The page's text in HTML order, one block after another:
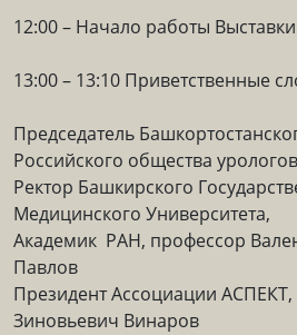
12:00 – Начало работы Выставки
13:00 – 13:10 Приветственные
Председатель
Российского общества
Ректор Башкирского
Медицинского Университета,
Академик РАН, профессор
Павлов
Президент Ассоциации
Зиновьевич Винаров